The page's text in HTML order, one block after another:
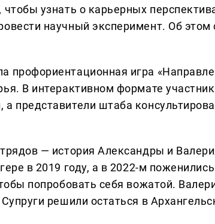
узнать о карьерных
научный эксперимент. Об этом
профориентационная игра
В интерактивном формате
представители штаба
— история Александры и
в 2019 году, а в 2022-м
попробовать себя вожатой.
решили остаться в